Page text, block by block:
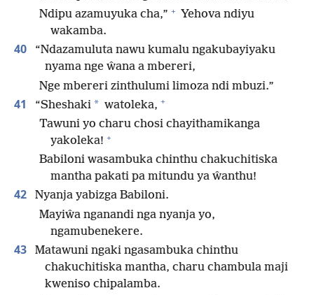
Ndipu azamuyuka cha,” + Yehova ndiyu
wakamba.
40
“Ndazamuluta nawu kumalu ngakubayiyaku
nyama nge ŵana a mbereri,
Nge mbereri zinthulumi limoza ndi mbuzi.”
41 “Sheshaki * watoleka, +
Tawuni yo charu chosi chayithamikanga
yakoleka! +
Babiloni wasambuka chinthu chakuchitiska
mantha pakati pa mitundu ya ŵanthu!
42
Nyanja yabizga Babiloni.
Mayiŵa nganandi nga nyanja yo,
ngamubenekere.
43
Matawuni ngaki ngasambuka chinthu
chakuchitiska mantha, charu chambula maji
kweniso chipalamba.